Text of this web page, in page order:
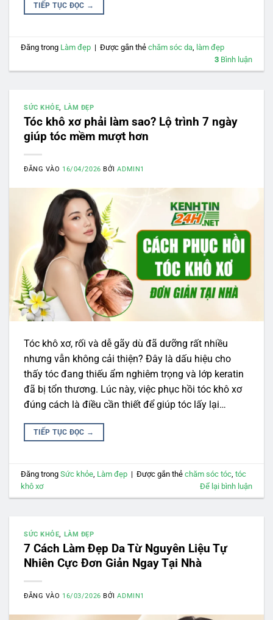
TIẾP TỤC ĐỌC →
Đăng trong Làm đẹp | Được gắn thẻchăm sóc da làm đẹp
3Bình luận
SỨC KHỎE, LÀM ĐẸP
Tóc khô xơ phải làm sao? Lộ trình 7 ngày
giúp tóc mềm mượt hơn
ĐĂNG VÀO 16/04/2026 BỞIADMIN1
Tóc khô xơ, rối và dễ gãy dù đã dưỡng rất nhiều
nhưng vẫn không cải thiện? Đây là dấu hiệu cho
thấy tóc đang thiếu ẩm nghiêm trọng và lớp keratin
đã bị tổn thương. Lúc này, việc phục hồi tóc khô xơ
đúng cách là điều cần thiết để giúp tóc lấy lại…
TIẾP TỤC ĐỌC →
Đăng trongSức khỏe Làm đẹp | Được gắn thẻchăm sóc tóc ,tóc
khô xơ
Để lại bình luận
SỨC KHỎE, LÀM ĐẸP
7 Cách Làm Đẹp Da Từ Nguyên Liệu Tự
Nhiên Cực Đơn Giản Ngay Tại Nhà
ĐĂNG VÀO 16/03/2026 BỞIADMIN1